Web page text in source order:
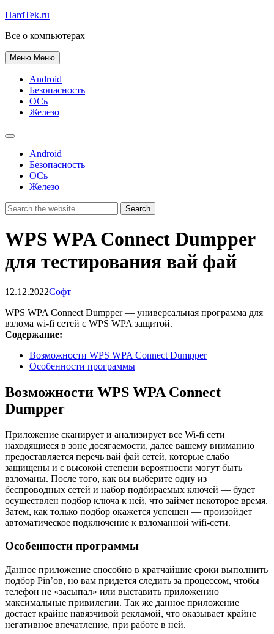
HardTek.ru
Все о компьютерах
Меню Меню
Android
Безопасность
ОСь
Железо
Android
Безопасность
ОСь
Железо
WPS WPA Connect Dumpper
для тестирования вай фай
12.12.2022Софт
WPS WPA Connect Dumpper — универсальная программа для
взлома wi-fi сетей с WPS WPA защитой.
Содержание:
Возможности WPS WPA Connect Dumpper
Особенности программы
Возможности WPS WPA Connect
Dumpper
Приложение сканирует и анализирует все Wi-fi сети
находящиеся в зоне досягаемости, далее вашему вниманию
предоставляется перечь вай фай сетей, которые слабо
защищены и с высокой степени вероятности могут быть
взломаны. После того, как вы выберите одну из
беспроводных сетей и набор подбираемых ключей — будет
осуществлен подбор ключа к ней, что займет некоторое время.
Затем, как только подбор окажется успешен — произойдет
автоматическое подключение к взломанной wifi-сети.
Особенности программы
Данное приложение способно в кратчайшие сроки выполнить
подбор Pin’ов, но вам придется следить за процессом, чтобы
телефон не «засыпал» или выставить приложению
максимальные привилегии. Так же данное приложение
достает крайне навязчивой рекламой, что оказывает крайне
негативное впечатление, при работе в ней.